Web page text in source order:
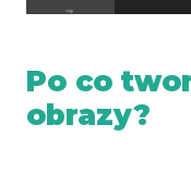
Po co
obrazy?